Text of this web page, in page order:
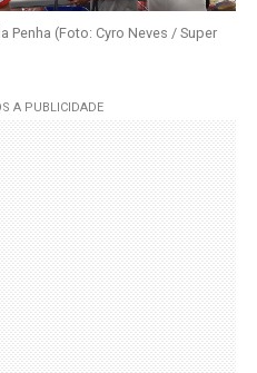
Penha (Foto: Cyro Neves / Super